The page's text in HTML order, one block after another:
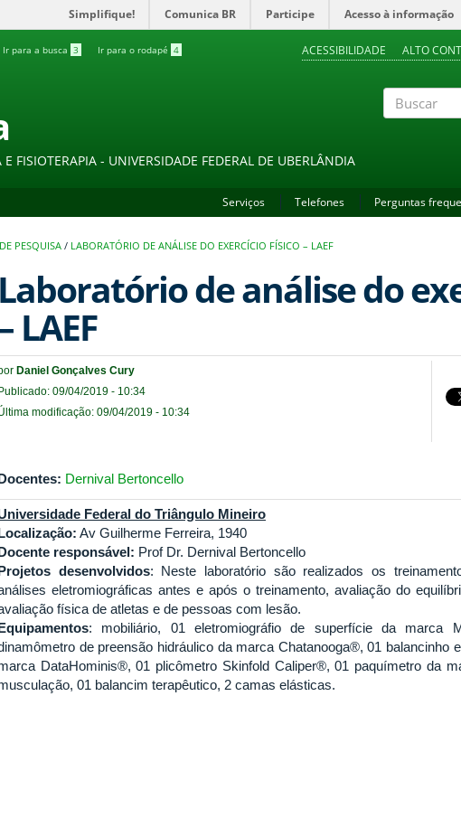
Simplifique! Comunica BR Participe Acesso à informação
Ir para a busca 3 Ir para o rodapé 4 ACESSIBILIDADE ALTO
FISIOTERAPIA - UNIVERSIDADE FEDERAL DE UBERLÂNDIA
Serviços Telefones Perguntas
PESQUISA / LABORATÓRIO DE ANÁLISE DO EXERCÍCIO FÍSICO – LAEF
Laboratório de análise do
LAEF
Daniel Gonçalves Cury
Publicado: 09/04/2019 - 10:34
modificação: 09/04/2019 - 10:34
Dernival Bertoncello
Federal do Triângulo Mineiro
Av Guilherme Ferreira, 1940
responsável: Prof Dr. Dernival Bertoncello
desenvolvidos: Neste laboratório são realizados os
eletromiográficas antes e após o treinamento, avaliação do
física de atletas e de pessoas com lesão.
: mobiliário, 01 eletromiográfio de superfície da
de preensão hidráulico da marca Chatanooga®, 01 balancinho
DataHominis®, 01 plicômetro Skinfold Caliper®, 01 paquímetro da
01 balancim terapêutico, 2 camas elásticas.